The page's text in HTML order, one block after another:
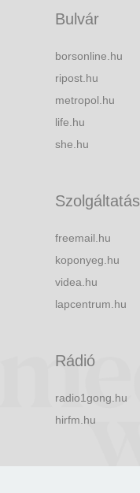
Bulvár
borsonline.hu
ripost.hu
metropol.hu
life.hu
she.hu
Szolgáltatás
freemail.hu
koponyeg.hu
videa.hu
lapcentrum.hu
Rádió
radio1gong.hu
hirfm.hu